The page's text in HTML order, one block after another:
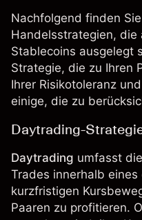
Nachfolgend finden
Handelsstrategien,
Stablecoins ausgelegt
Strategie, die zu Ihren
Ihrer Risikotoleranz
einige, die zu
Daytrading-
Daytrading umfasst
Trades innerhalb
kurzfristigen
Paaren zu profitieren.